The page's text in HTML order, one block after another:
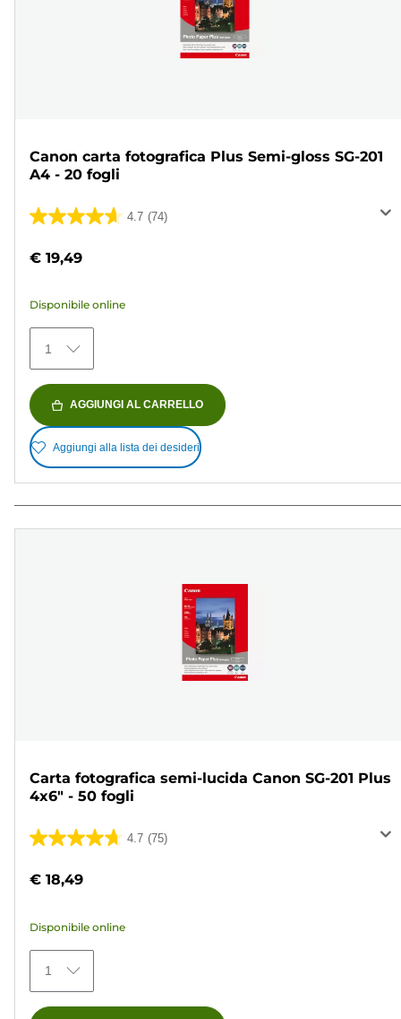
Canon carta fotografica Plus Semi-gloss SG-201
A4 - 20 fogli
4.7 (74)
4.7
5
74
recensioni
€ 19,49
Disponibile online
1
AGGIUNGI AL CARRELLO
Aggiungi alla lista dei desideri
Carta fotografica semi-lucida Canon SG-201 Plus
4x6" - 50 fogli
4.7 (75)
4.7
5
75
recensioni
€ 18,49
Disponibile online
1